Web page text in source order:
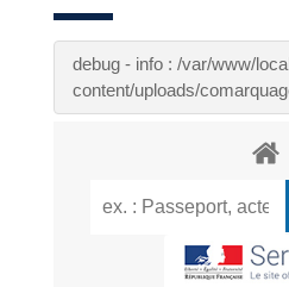
debug - info : /var/www/
content/uploads/